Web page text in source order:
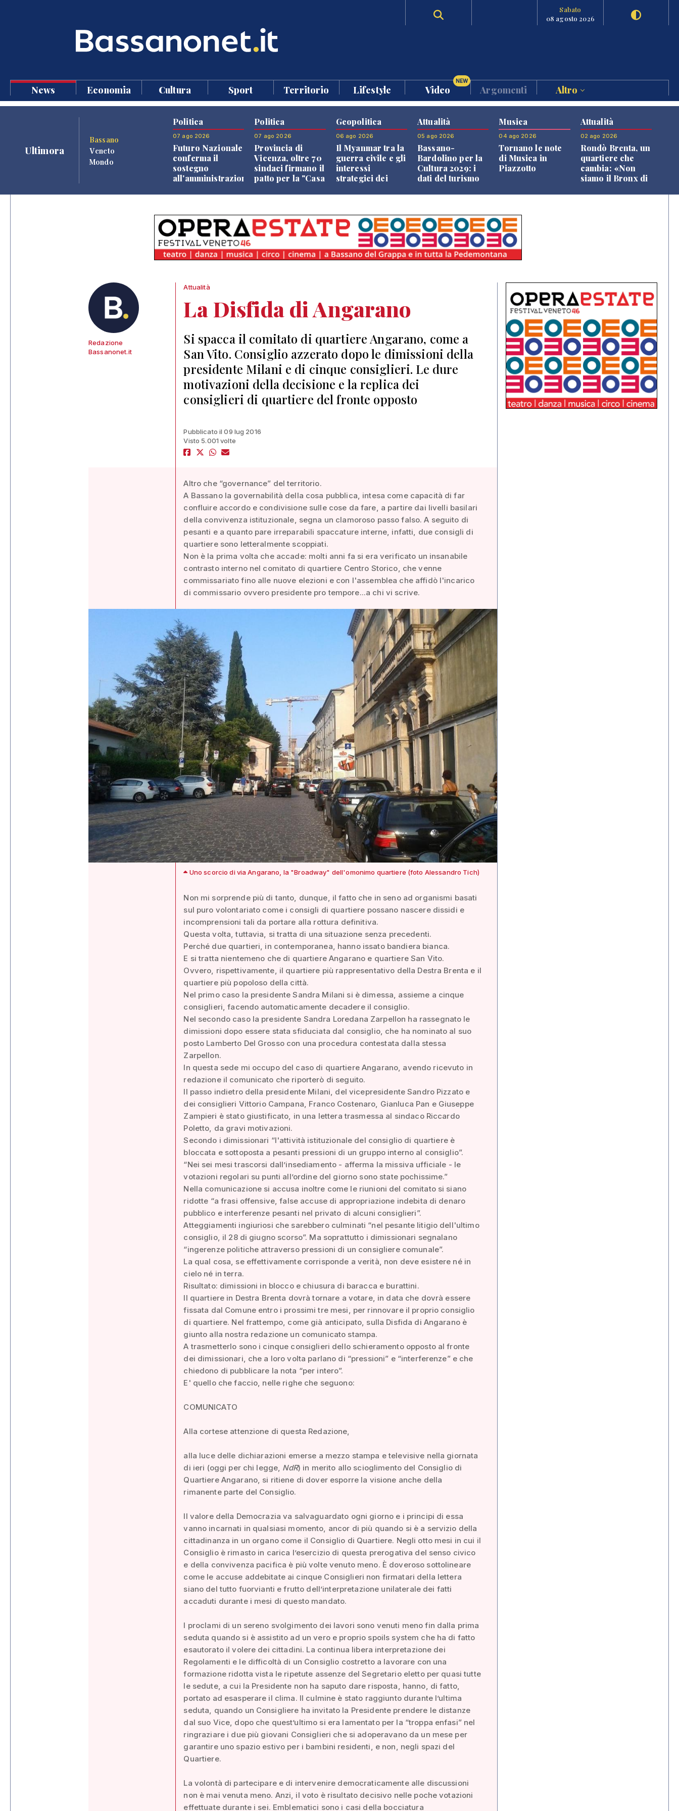
Sabato
08 agosto 2026
News Economia Cultura Sport Territorio Lifestyle Video
NEW
Argomenti Altro
Ultimora
Bassano
Veneto
Mondo
Politica
07 ago 2026
Futuro Nazionale
conferma il
sostegno
all'amministrazione
Politica
07 ago 2026
Provincia di
Vicenza, oltre 70
sindaci firmano il
patto per la "Casa
Geopolitica
06 ago 2026
Il Myanmar tra la
guerra civile e gli
interessi
strategici dei
Attualità
05 ago 2026
Bassano-
Bardolino per la
Cultura 2029: i
dati del turismo
Musica
04 ago 2026
Tornano le note
di Musica in
Piazzotto
Attualità
02 ago 2026
Rondò Brenta, un
quartiere che
cambia: «Non
siamo il Bronx di
Redazione
Bassanonet.it
Attualità
La Disfida di Angarano
Si spacca il comitato di quartiere Angarano, come a
San Vito. Consiglio azzerato dopo le dimissioni della
presidente Milani e di cinque consiglieri. Le dure
motivazioni della decisione e la replica dei
consiglieri di quartiere del fronte opposto
Pubblicato il 09 lug 2016
Visto 5.001 volte
Altro che “governance” del territorio.
A Bassano la governabilità della cosa pubblica, intesa come capacità di far
confluire accordo e condivisione sulle cose da fare, a partire dai livelli basilari
della convivenza istituzionale, segna un clamoroso passo falso. A seguito di
pesanti e a quanto pare irreparabili spaccature interne, infatti, due consigli di
quartiere sono letteralmente scoppiati.
Non è la prima volta che accade: molti anni fa si era verificato un insanabile
contrasto interno nel comitato di quartiere Centro Storico, che venne
commissariato fino alle nuove elezioni e con l'assemblea che affidò l'incarico
di commissario ovvero presidente pro tempore...a chi vi scrive.
Uno scorcio di via Angarano, la "Broadway" dell'omonimo quartiere (foto Alessandro Tich)
Non mi sorprende più di tanto, dunque, il fatto che in seno ad organismi basati
sul puro volontariato come i consigli di quartiere possano nascere dissidi e
incomprensioni tali da portare alla rottura definitiva.
Questa volta, tuttavia, si tratta di una situazione senza precedenti.
Perché due quartieri, in contemporanea, hanno issato bandiera bianca.
E si tratta nientemeno che di quartiere Angarano e quartiere San Vito.
Ovvero, rispettivamente, il quartiere più rappresentativo della Destra Brenta e il
quartiere più popoloso della città.
Nel primo caso la presidente Sandra Milani si è dimessa, assieme a cinque
consiglieri, facendo automaticamente decadere il consiglio.
Nel secondo caso la presidente Sandra Loredana Zarpellon ha rassegnato le
dimissioni dopo essere stata sfiduciata dal consiglio, che ha nominato al suo
posto Lamberto Del Grosso con una procedura contestata dalla stessa
Zarpellon.
In questa sede mi occupo del caso di quartiere Angarano, avendo ricevuto in
redazione il comunicato che riporterò di seguito.
Il passo indietro della presidente Milani, del vicepresidente Sandro Pizzato e
dei consiglieri Vittorio Campana, Franco Costenaro, Gianluca Pan e Giuseppe
Zampieri è stato giustificato, in una lettera trasmessa al sindaco Riccardo
Poletto, da gravi motivazioni.
Secondo i dimissionari “l'attività istituzionale del consiglio di quartiere è
bloccata e sottoposta a pesanti pressioni di un gruppo interno al consiglio”.
“Nei sei mesi trascorsi dall’insediamento - afferma la missiva ufficiale - le
votazioni regolari su punti all’ordine del giorno sono state pochissime.”
Nella comunicazione si accusa inoltre come le riunioni del comitato si siano
ridotte “a frasi offensive, false accuse di appropriazione indebita di denaro
pubblico e interferenze pesanti nel privato di alcuni consiglieri”.
Atteggiamenti ingiuriosi che sarebbero culminati “nel pesante litigio dell'ultimo
consiglio, il 28 di giugno scorso”. Ma soprattutto i dimissionari segnalano
“ingerenze politiche attraverso pressioni di un consigliere comunale”.
La qual cosa, se effettivamente corrisponde a verità, non deve esistere né in
cielo né in terra.
Risultato: dimissioni in blocco e chiusura di baracca e burattini.
Il quartiere in Destra Brenta dovrà tornare a votare, in data che dovrà essere
fissata dal Comune entro i prossimi tre mesi, per rinnovare il proprio consiglio
di quartiere. Nel frattempo, come già anticipato, sulla Disfida di Angarano è
giunto alla nostra redazione un comunicato stampa.
A trasmetterlo sono i cinque consiglieri dello schieramento opposto al fronte
dei dimissionari, che a loro volta parlano di “pressioni” e “interferenze” e che
chiedono di pubblicare la nota “per intero”.
E' quello che faccio, nelle righe che seguono:
COMUNICATO
Alla cortese attenzione di questa Redazione,
alla luce delle dichiarazioni emerse a mezzo stampa e televisive nella giornata
di ieri (oggi per chi legge, NdR) in merito allo scioglimento del Consiglio di
Quartiere Angarano, si ritiene di dover esporre la visione anche della
rimanente parte del Consiglio.
Il valore della Democrazia va salvaguardato ogni giorno e i principi di essa
vanno incarnati in qualsiasi momento, ancor di più quando si è a servizio della
cittadinanza in un organo come il Consiglio di Quartiere. Negli otto mesi in cui il
Consiglio è rimasto in carica l’esercizio di questa prerogativa del senso civico
e della convivenza pacifica è più volte venuto meno. È doveroso sottolineare
come le accuse addebitate ai cinque Consiglieri non firmatari della lettera
siano del tutto fuorvianti e frutto dell’interpretazione unilaterale dei fatti
accaduti durante i mesi di questo mandato.
I proclami di un sereno svolgimento dei lavori sono venuti meno fin dalla prima
seduta quando si è assistito ad un vero e proprio spoils system che ha di fatto
esautorato il volere dei cittadini. La continua libera interpretazione dei
Regolamenti e le difficoltà di un Consiglio costretto a lavorare con una
formazione ridotta vista le ripetute assenze del Segretario eletto per quasi tutte
le sedute, a cui la Presidente non ha saputo dare risposta, hanno, di fatto,
portato ad esasperare il clima. Il culmine è stato raggiunto durante l’ultima
seduta, quando un Consigliere ha invitato la Presidente prendere le distanze
dal suo Vice, dopo che quest’ultimo si era lamentato per la “troppa enfasi” nel
ringraziare i due più giovani Consiglieri che si adoperavano da un mese per
garantire uno spazio estivo per i bambini residenti, e non, negli spazi del
Quartiere.
La volontà di partecipare e di intervenire democraticamente alle discussioni
non è mai venuta meno. Anzi, il voto è risultato decisivo nelle poche votazioni
effettuate durante i sei. Emblematici sono i casi della bocciatura